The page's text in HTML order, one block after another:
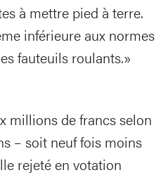
à mettre pied à terre.
inférieure aux normes
fauteuils roulants.»
millions de francs selon
– soit neuf fois moins
rejeté en votation